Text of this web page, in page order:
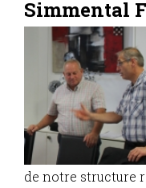
Simmental
de notre structure